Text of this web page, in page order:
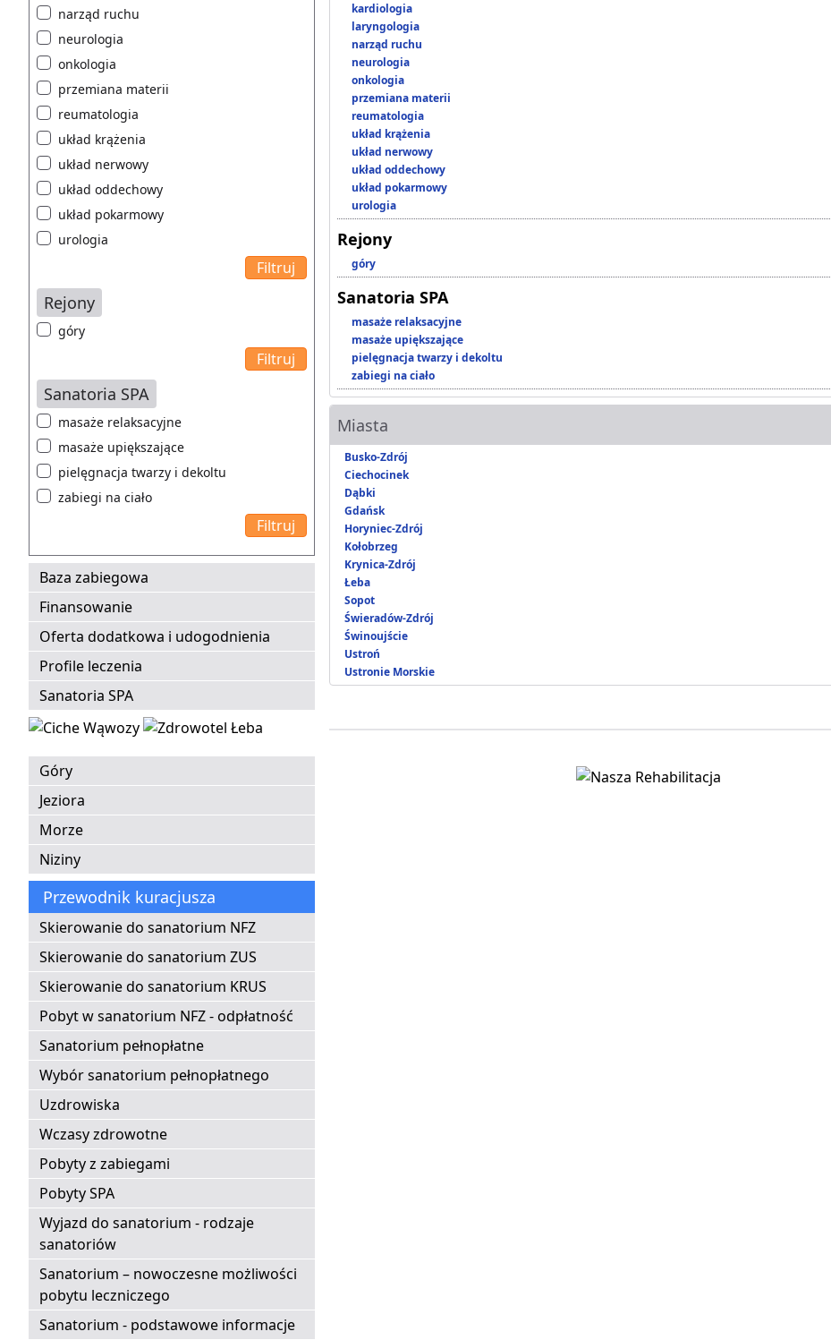
narząd ruchu
neurologia
onkologia
przemiana materii
reumatologia
układ krążenia
układ nerwowy
układ oddechowy
układ pokarmowy
urologia
Rejony
góry
Sanatoria SPA
masaże relaksacyjne
masaże upiększające
pielęgnacja twarzy i dekoltu
zabiegi na ciało
Baza zabiegowa
Finansowanie
Oferta dodatkowa i udogodnienia
Profile leczenia
Sanatoria SPA
Góry
Jeziora
Morze
Niziny
Przewodnik kuracjusza
Skierowanie do sanatorium NFZ
Skierowanie do sanatorium ZUS
Skierowanie do sanatorium KRUS
Pobyt w sanatorium NFZ - odpłatność
Sanatorium pełnopłatne
Wybór sanatorium pełnopłatnego
Uzdrowiska
Wczasy zdrowotne
Pobyty z zabiegami
Pobyty SPA
Wyjazd do sanatorium - rodzaje
sanatoriów
Sanatorium – nowoczesne możliwości
pobytu leczniczego
Sanatorium - podstawowe informacje
kardiologia
laryngologia
narząd ruchu
neurologia
onkologia
przemiana materii
reumatologia
układ krążenia
układ nerwowy
układ oddechowy
układ pokarmowy
urologia
Rejony
góry
Sanatoria SPA
masaże relaksacyjne
masaże upiększające
pielęgnacja twarzy i dekoltu
zabiegi na ciało
Miasta
Busko-Zdrój
Ciechocinek
Dąbki
Gdańsk
Horyniec-Zdrój
Kołobrzeg
Krynica-Zdrój
Łeba
Sopot
Świeradów-Zdrój
Świnoujście
Ustroń
Ustronie Morskie